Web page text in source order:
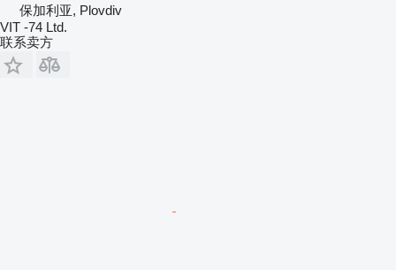
保加利亚, Plovdiv
VIT -74 Ltd.
联系卖方